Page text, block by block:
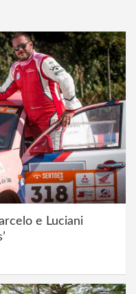
e Luciani